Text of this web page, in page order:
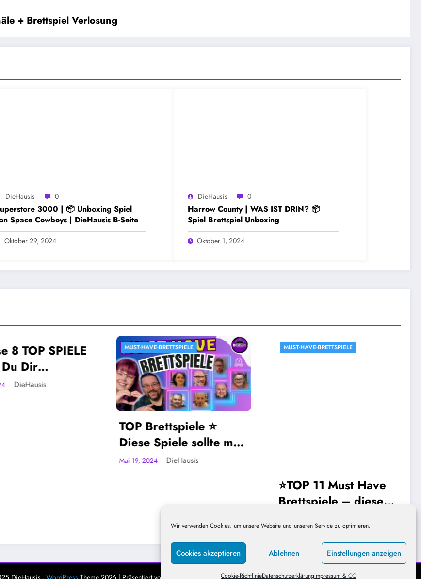
Wir verwenden Cookies, um unsere Website und unseren Service zu optimieren.
Cookies akzeptieren Ablehnen Einstellungen anzeigen
Cookie-RichtlinieDatenschutzerklärungImpressum & CO
+ Brettspiel Verlosung
DieHausis 0
3000 | 📦 Unboxing Spiel
Space Cowboys | DieHausis B-Seite
Oktober 29, 2024
DieHausis 0
Harrow County | WAS IST DRIN? 📦
Spiel Brettspiel Unboxing
Oktober 1, 2024
SPIELE
Alles
MUST-HAVE-BRETTSPIELE
TOP Brettspiele ⭐
Diese Spiele sollte man
spielen! ODER?!
Mai 19, 2024 DieHausis
MUST-HAVE-BRETTSPIELE
⭐TOP 11 Must Have
Brettspiele – diese
anschauen!
DieHausis - WordPressTheme 2026 | Präsentiert von